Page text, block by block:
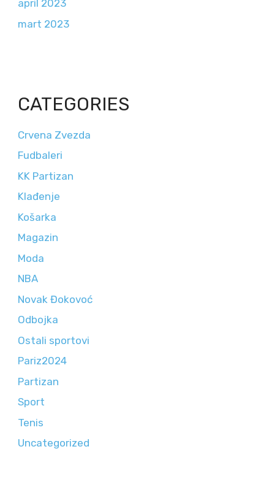
april 2023
mart 2023
CATEGORIES
Crvena Zvezda
Fudbaleri
KK Partizan
Klađenje
Košarka
Magazin
Moda
NBA
Novak Đokovoć
Odbojka
Ostali sportovi
Pariz2024
Partizan
Sport
Tenis
Uncategorized